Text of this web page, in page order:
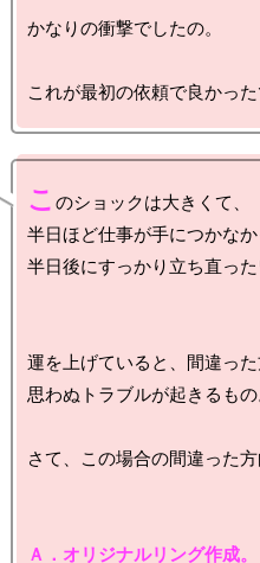
かなりの衝撃でしたの。
こ のショックは大きくて、
半日ほど仕事が手につかなか
半日後にすっかり立ち直っ
運を上げていると、間違っ
思わぬトラブルが起きるもの
さて、この場合の間違った
Ａ．オリジナルリング作成。